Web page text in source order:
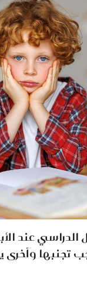
عند
تجنبها وأخرى